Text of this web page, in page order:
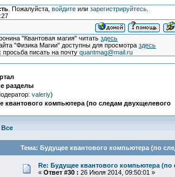
. Пожалуйста, войдитеили зарегистрируйтесь.
"Квантовая магия" читатьздесь
"Физика Магии" доступны для просмотраздесь
писать на почтуquantmag@mail.ru
разделы
valeriy)
квантового компьютера (по следам двухщелевого
Все
Тема: Будущее квантового компьютера (по
Re: Будущее квантового компьютера (по
« Ответ #30 : 26 Июля 2014, 09:50:01 »